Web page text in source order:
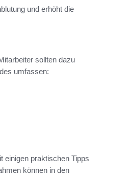
und erhöht die
sollten dazu
umfassen:
einigen praktischen Tipps
können in den